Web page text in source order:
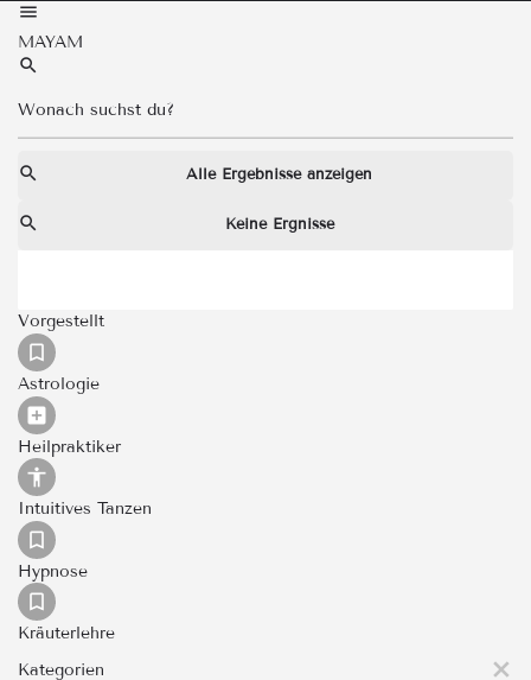
MAYAM
Alle Ergebnisse anzeigen
Keine Ergnisse
Vorgestellt
Astrologie
Heilpraktiker
Intuitives Tanzen
Hypnose
Kräuterlehre
Kategorien